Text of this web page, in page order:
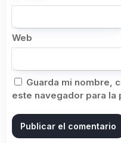
Web
Guarda mi nombre,
este navegador para la